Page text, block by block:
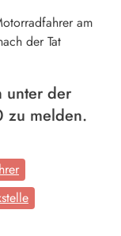
am
der Tat
unter der
zu melden.